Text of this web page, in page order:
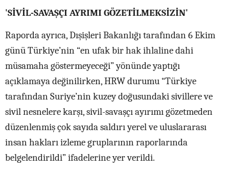
'SİVİL-SAVAŞÇI AYRIMI GÖZETİLMEKSİZİN'
Raporda ayrıca, Dışişleri Bakanlığı tarafından 6 Ekim
günü Türkiye’nin “en ufak bir hak ihlaline dahi
müsamaha göstermeyeceği” yönünde yaptığı
açıklamaya değinilirken, HRW durumu “Türkiye
tarafından Suriye’nin kuzey doğusundaki sivillere ve
sivil nesnelere karşı, sivil-savaşçı ayırımı gözetmeden
düzenlenmiş çok sayıda saldırı yerel ve uluslararası
insan hakları izleme gruplarının raporlarında
belgelendirildi” ifadelerine yer verildi.